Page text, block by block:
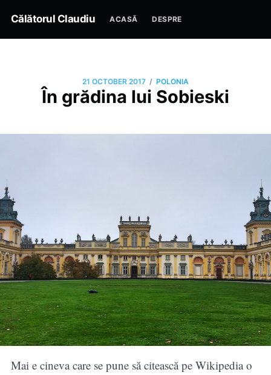
Călătorul Claudiu ACASĂ DESPRE
21 OCTOBER 2017 / POLONIA
În grădina lui Sobieski
Mai e cineva care se pune să citească pe Wikipedia o